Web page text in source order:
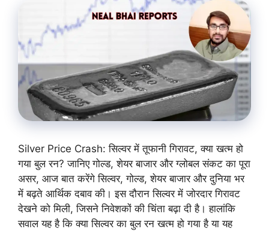
Silver Price Crash: सिल्वर में तूफानी गिरावट, क्या खत्म हो
गया बुल रन? जानिए गोल्ड, शेयर बाजार और ग्लोबल संकट का पूरा
असर, आज बात करेंगे सिल्वर, गोल्ड, शेयर बाजार और दुनिया भर
में बढ़ते आर्थिक दबाव की। इस दौरान सिल्वर में जोरदार गिरावट
देखने को मिली, जिसने निवेशकों की चिंता बढ़ा दी है। हालांकि
सवाल यह है कि क्या सिल्वर का बुल रन खत्म हो गया है या यह